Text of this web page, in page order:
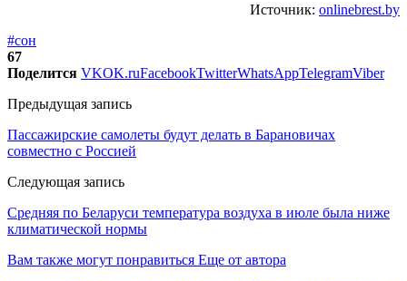
Источник: onlinebrest.by
#сон
67
Поделится VKOK.ruFacebookTwitterWhatsAppTelegramViber
Предыдущая запись
Пассажирские самолеты будут делать в Барановичах
совместно с Россией
Следующая запись
Средняя по Беларуси температура воздуха в июле была ниже
климатической нормы
Вам также могут понравиться Еще от автора